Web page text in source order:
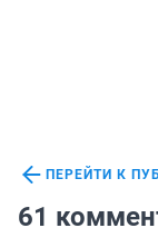
ПЕРЕЙТИ К
61